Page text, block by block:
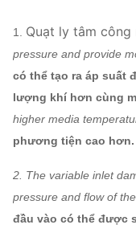
Hệ thống
quạt ly tâm
công nghiệp
Cấu hình
Xe máy
Bánh
tác
Vỏ, nón
không
1. Quạt ly tâm công
pressure and provide
có thể tạo ra áp suất
lượng khí hơn cùng
higher media
phương tiện cao hơn.
2. The variable inlet
pressure and flow of
đầu vào có thể được